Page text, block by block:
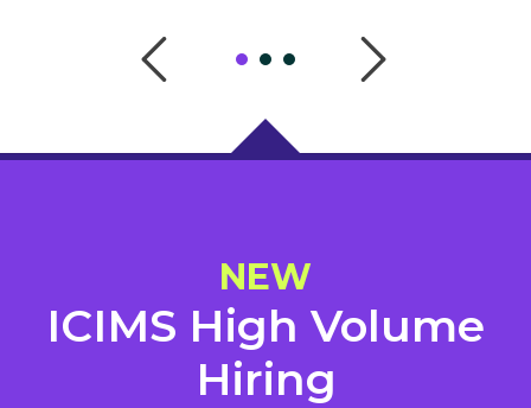
NEW
ICIMS High Volume
Hiring